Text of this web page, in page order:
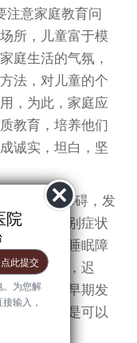
院
。为您解
输入，
注意家庭教育问
所，儿童富于模
庭生活的气氛，
法，对儿童的个
，为此，家庭应
教育，培养他们
诚实，坦白，坚
神经精神障碍，发
时常由个别症状
性呕吐和睡眠障
现为孤僻，迟
况，如经早期发
多的病例是可以